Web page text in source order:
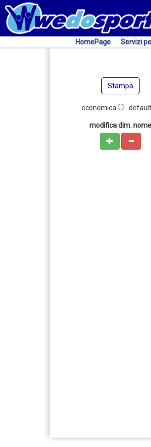
HomePage Servizi
Stampa
economica
modifica dim. nome